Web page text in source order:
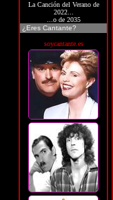
La Canción del Verano de
2022...
...o de 2035
¿Eres Cantante?
soycantante.es